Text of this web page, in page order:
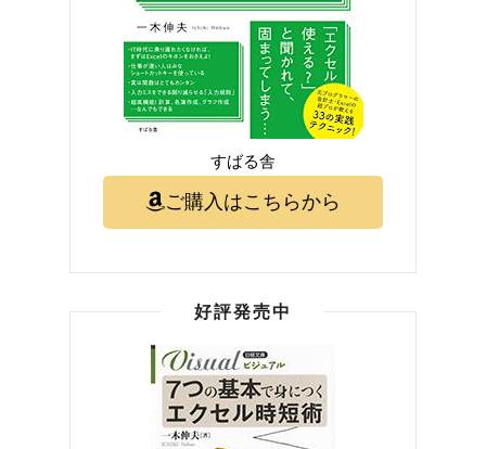
すばる舎
ご購入はこちらから
好評発売中